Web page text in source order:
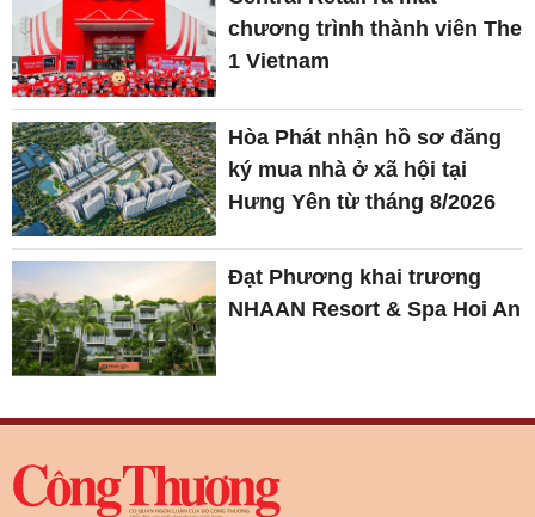
chương trình thành viên The
1 Vietnam
Hòa Phát nhận hồ sơ đăng
ký mua nhà ở xã hội tại
Hưng Yên từ tháng 8/2026
Đạt Phương khai trương
NHAAN Resort & Spa Hoi An